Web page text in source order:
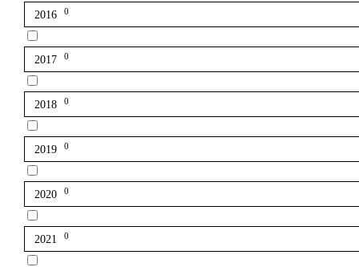
2016 0
2017 0
2018 0
2019 0
2020 0
2021 0